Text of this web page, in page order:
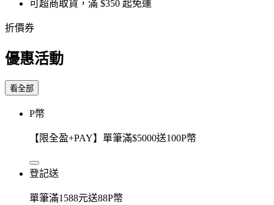
可超商取貨，滿 $350 起免運
折價券
優惠活動
看全部
P幣
【限全盈+PAY】單筆滿$5000送100P幣
登記送
單筆滿1588元送88P幣